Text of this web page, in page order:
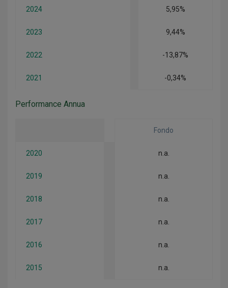
2024 5,95%
2023 9,44%
2022 -13,87%
2021 -0,34%
Performance Annua
Fondo
2020 n.a.
2019 n.a.
2018 n.a.
2017 n.a.
2016 n.a.
2015 n.a.